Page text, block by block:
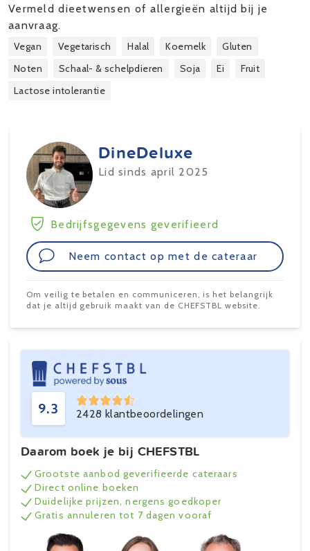
Vermeld dieetwensen of allergieën altijd bij je
aanvraag.
Vegan Vegetarisch Halal Koemelk
Gluten
Noten
Schaal- & schelpdieren Soja Ei
Fruit
Lactose intolerantie
DineDeluxe
Lid sinds april 2025
Bedrijfsgegevens geverifieerd
Neem contact op met de cateraar
Om veilig te betalen en communiceren, is het belangrijk
dat je altijd gebruik maakt van de CHEFSTBL website.
9.3 2428 klantbeoordelingen
Daarom boek je bij CHEFSTBL
Grootste aanbod geverifieerde cateraars
Direct online boeken
Duidelijke prijzen, nergens goedkoper
Gratis annuleren tot 7 dagen vooraf